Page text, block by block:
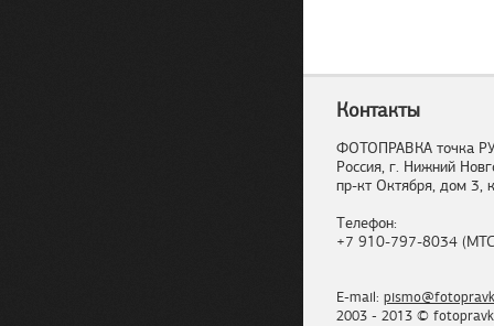
Контакты
ФОТОПРАВКА точка
Россия, г. Нижний
пр-кт Октября, дом 3,
Телефон:
+7 910-797-8034
E-mail:
2003 - 2013 ©